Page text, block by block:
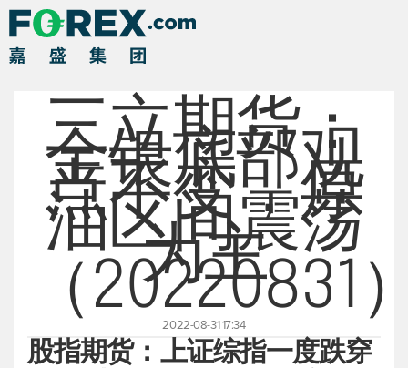
三立期货：
金银底部观
点不变，原
油区间震荡
为主
（20220831
2022-08-31 17:34
股指期货：上证综指一度跌穿